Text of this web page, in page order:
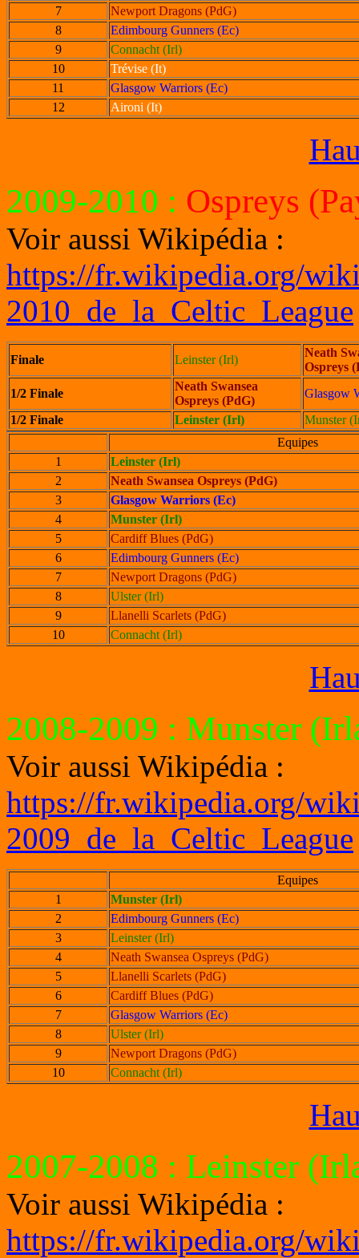
7
Newport Dragons (PdG)
8
Edimbourg Gunners (Ec)
9
Connacht (Irl)
10
Trévise (It)
11
Glasgow Warriors (Ec)
12
Aironi (It)
2009-2010 : Ospreys
Voir aussi Wikipédia :
https://fr.wikipedia.org/
2010_de_la_Celtic_League
Finale Leinster (Irl)
Neath
Ospreys
1/2 Finale
Neath Swansea
Ospreys (PdG)
Glasgow
1/2 Finale
Leinster (Irl)
Munster
Equipes
1
Leinster (Irl)
2
Neath Swansea Ospreys (PdG)
3
Glasgow Warriors (Ec)
4
Munster (Irl)
5
Cardiff Blues (PdG)
6
Edimbourg Gunners (Ec)
7
Newport Dragons (PdG)
8
Ulster (Irl)
9
Llanelli Scarlets (PdG)
10
Connacht (Irl)
2008-2009 : Munster
Voir aussi Wikipédia :
https://fr.wikipedia.org/
2009_de_la_Celtic_League
Equipes
1
Munster (Irl)
2
Edimbourg Gunners (Ec)
3
Leinster (Irl)
4
Neath Swansea Ospreys (PdG)
5
Llanelli Scarlets (PdG)
6
Cardiff Blues (PdG)
7
Glasgow Warriors (Ec)
8
Ulster (Irl)
9
Newport Dragons (PdG)
10
Connacht (Irl)
2007-2008 : Leinster
Voir aussi Wikipédia :
https://fr.wikipedia.org/